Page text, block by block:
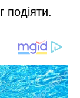
подіяти.